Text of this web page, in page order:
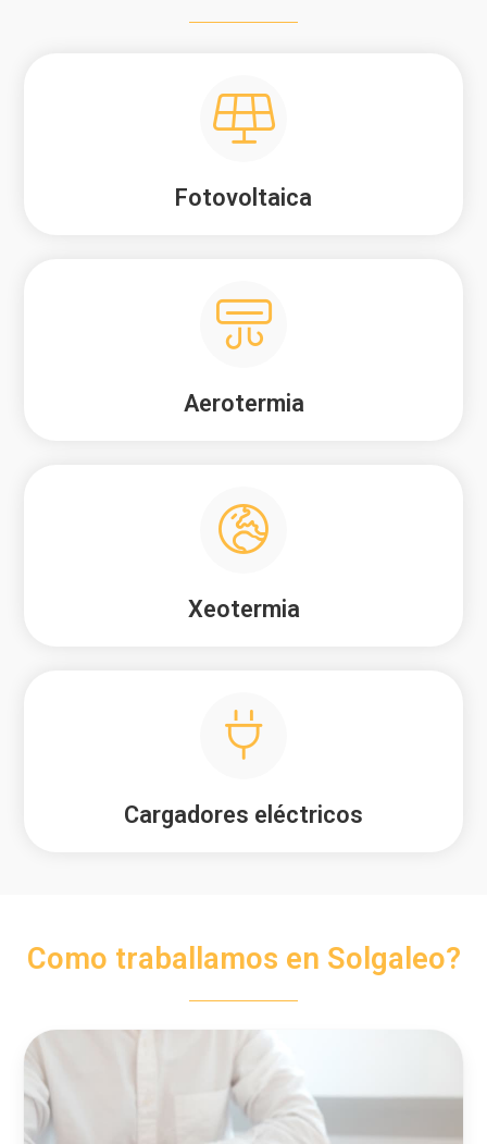
Fotovoltaica
Aerotermia
Xeotermia
Cargadores eléctricos
Como traballamos en Solgaleo?